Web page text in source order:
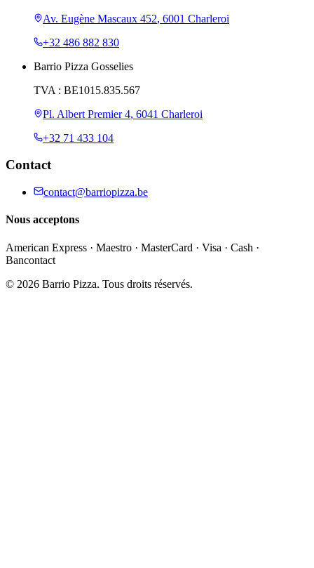
Av. Eugène Mascaux 452, 6001 Charleroi
+32 486 882 830
Barrio Pizza Gosselies
TVA : BE1015.835.567
Pl. Albert Premier 4, 6041 Charleroi
+32 71 433 104
Contact
contact@barriopizza.be
Nous acceptons
American Express · Maestro · MasterCard · Visa · Cash ·
Bancontact
© 2026 Barrio Pizza. Tous droits réservés.